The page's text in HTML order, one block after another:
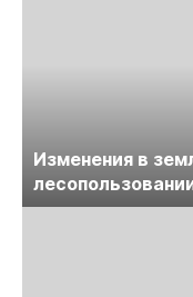
Изменения в
обсудят на